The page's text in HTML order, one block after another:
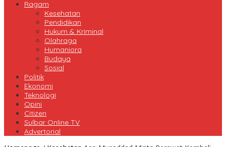
Ragam
Kesehatan
Pendidikan
Hukum & Kriminal
Olahraga
Humaniora
Budaya
Sosial
Politik
Ekonomi
Teknologi
Opini
Citizen
Sulbar Online TV
Advertorial